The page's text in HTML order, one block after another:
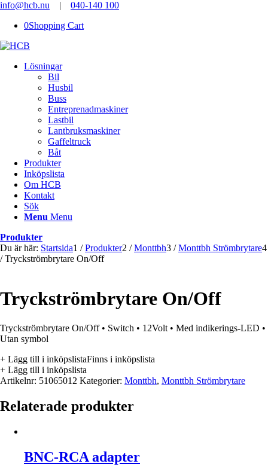
info@hcb.nu | 040-140 100
0Shopping Cart
Lösningar
Bil
Husbil
Buss
Entreprenadmaskiner
Lastbil
Lantbruksmaskiner
Gaffeltruck
Båt
Produkter
Inköpslista
Om HCB
Kontakt
Sök
Menu Menu
Produkter
Du är här: Startsida1 / Produkter2 / Monttbh3 / Monttbh Strömbrytare4
/ Tryckströmbrytare On/Off
Tryckströmbrytare On/Off
Tryckströmbrytare On/Off • Switch • 12Volt • Med indikerings-LED •
Utan symbol
+ Lägg till i inköpslistaFinns i inköpslista
+ Lägg till i inköpslista
Artikelnr: 51065012 Kategorier: Monttbh, Monttbh Strömbrytare
Relaterade produkter
BNC-RCA adapter